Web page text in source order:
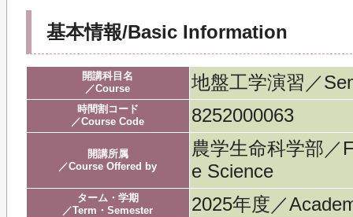
基本情報/Basic Information
開講科目名
／Course
地盤工学演習／
時間割コード
／Course Code
8252000063
開講所属
／Course Offered by
農学生命科学部／
e Science
ターム・学期
／Term・Semester
2025年度／